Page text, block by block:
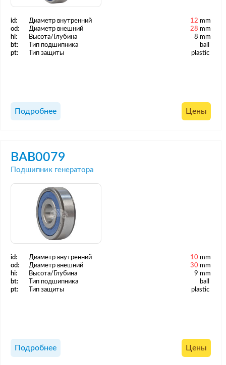
id: Диаметр внутренний 12 mm
od:
Диаметр внешний 28 mm
hi:
Высота/Глубина
8 mm
bt:
Тип подшипника
ball
pt:
Тип защиты plastic
Подробнее Цены
BAB0079
Подшипник генератора
id: Диаметр внутренний 10 mm
od:
Диаметр внешний 30 mm
hi:
Высота/Глубина
9 mm
bt:
Тип подшипника
ball
pt:
Тип защиты plastic
Подробнее Цены